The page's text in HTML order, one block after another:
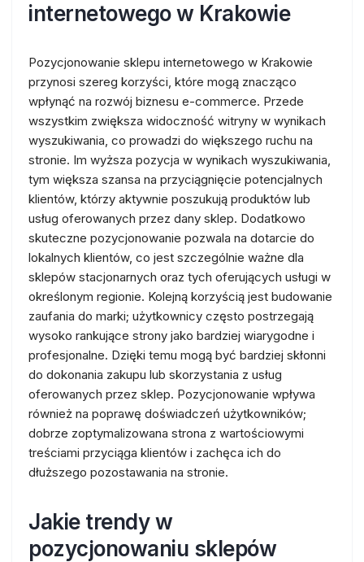
internetowego w Krakowie
Pozycjonowanie sklepu internetowego w Krakowie
przynosi szereg korzyści, które mogą znacząco
wpłynąć na rozwój biznesu e-commerce. Przede
wszystkim zwiększa widoczność witryny w wynikach
wyszukiwania, co prowadzi do większego ruchu na
stronie. Im wyższa pozycja w wynikach wyszukiwania,
tym większa szansa na przyciągnięcie potencjalnych
klientów, którzy aktywnie poszukują produktów lub
usług oferowanych przez dany sklep. Dodatkowo
skuteczne pozycjonowanie pozwala na dotarcie do
lokalnych klientów, co jest szczególnie ważne dla
sklepów stacjonarnych oraz tych oferujących usługi w
określonym regionie. Kolejną korzyścią jest budowanie
zaufania do marki; użytkownicy często postrzegają
wysoko rankujące strony jako bardziej wiarygodne i
profesjonalne. Dzięki temu mogą być bardziej skłonni
do dokonania zakupu lub skorzystania z usług
oferowanych przez sklep. Pozycjonowanie wpływa
również na poprawę doświadczeń użytkowników;
dobrze zoptymalizowana strona z wartościowymi
treściami przyciąga klientów i zachęca ich do
dłuższego pozostawania na stronie.
Jakie trendy w
pozycjonowaniu sklepów